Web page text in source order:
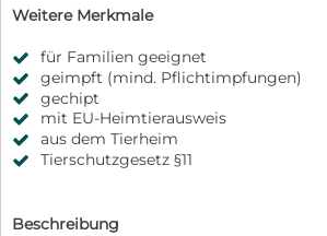
Weitere Merkmale
für Familien geeignet
geimpft (mind. Pflichtimpfungen)
gechipt
mit EU-Heimtierausweis
aus dem Tierheim
Tierschutzgesetz §11
Beschreibung